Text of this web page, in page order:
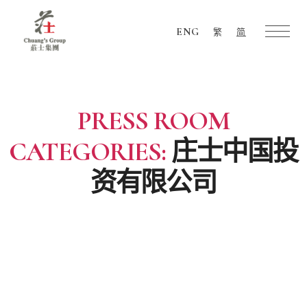
ENG 繁 简
PRESS ROOM
CATEGORIES: 庄士中国投
资有限公司